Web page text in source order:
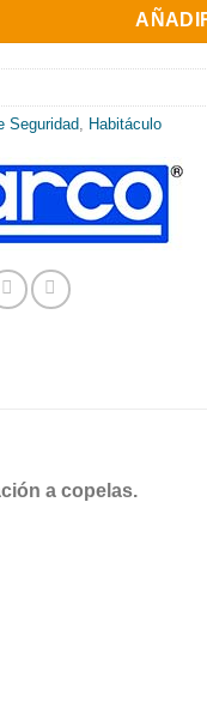
Seguridad Habitáculo
a copelas.